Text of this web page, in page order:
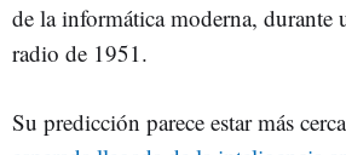
de la informática moderna, durante
radio de 1951.
Su predicción parece estar más